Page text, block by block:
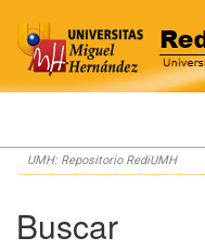
Skip
navigation
UMH: Repositorio RediUMH
Buscar